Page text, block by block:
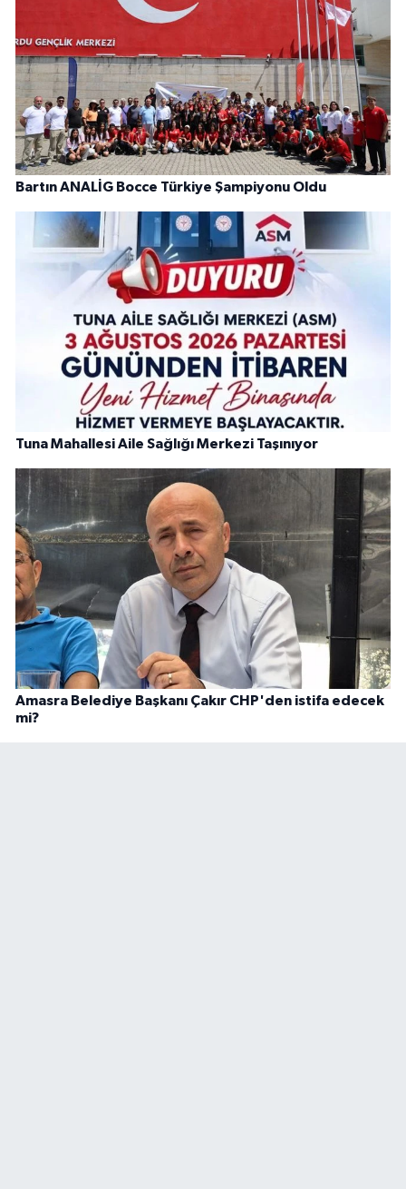
Bartın ANALİG Bocce Türkiye Şampiyonu Oldu
Tuna Mahallesi Aile Sağlığı Merkezi Taşınıyor
Amasra Belediye Başkanı Çakır CHP'den istifa edecek
mi?